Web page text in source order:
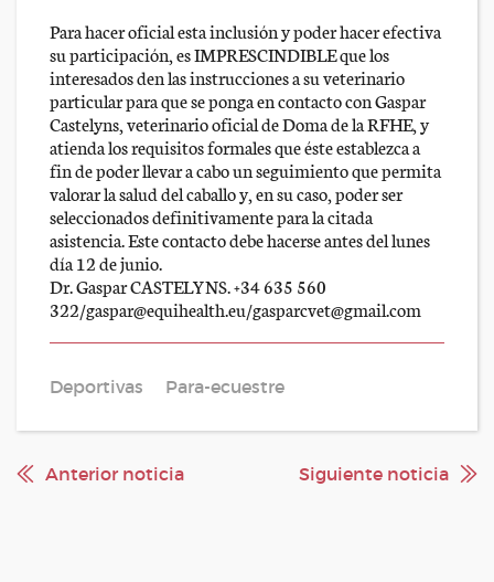
Para hacer oficial esta inclusión y poder hacer efectiva
su participación, es IMPRESCINDIBLE que los
interesados den las instrucciones a su veterinario
particular para que se ponga en contacto con Gaspar
Castelyns, veterinario oficial de Doma de la RFHE, y
atienda los requisitos formales que éste establezca a
fin de poder llevar a cabo un seguimiento que permita
valorar la salud del caballo y, en su caso, poder ser
seleccionados definitivamente para la citada
asistencia. Este contacto debe hacerse antes del lunes
día 12 de junio.
Dr. Gaspar CASTELYNS. +34 635 560
322/gaspar@equihealth.eu/gasparcvet@gmail.com
Deportivas Para-ecuestre
Anterior noticia Siguiente noticia